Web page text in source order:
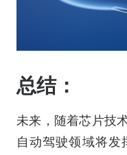
总结：
未来，随着芯片技
自动驾驶领域将发